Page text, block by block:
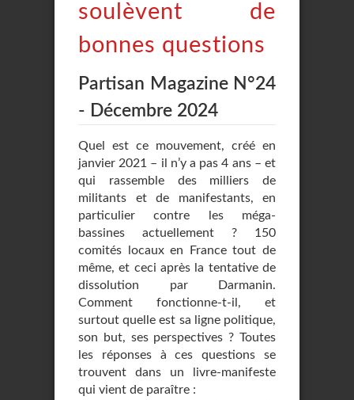
soulèvent de
bonnes questions
Partisan Magazine N°24
- Décembre 2024
Quel est ce mouvement, créé en
janvier 2021 – il n’y a pas 4 ans – et
qui rassemble des milliers de
militants et de manifestants, en
particulier contre les méga-
bassines actuellement ? 150
comités locaux en France tout de
même, et ceci après la tentative de
dissolution par Darmanin.
Comment fonctionne-t-il, et
surtout quelle est sa ligne politique,
son but, ses perspectives ? Toutes
les réponses à ces questions se
trouvent dans un livre-manifeste
qui vient de paraître :